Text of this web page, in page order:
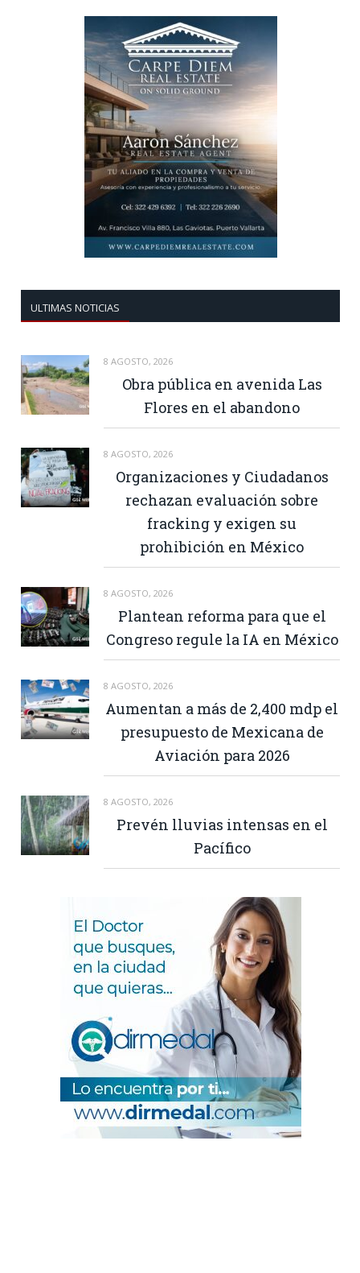
ULTIMAS NOTICIAS
8 AGOSTO, 2026
Obra pública en avenida Las
Flores en el abandono
8 AGOSTO, 2026
Organizaciones y Ciudadanos
rechazan evaluación sobre
fracking y exigen su
prohibición en México
8 AGOSTO, 2026
Plantean reforma para que el
Congreso regule la IA en México
8 AGOSTO, 2026
Aumentan a más de 2,400 mdp el
presupuesto de Mexicana de
Aviación para 2026
8 AGOSTO, 2026
Prevén lluvias intensas en el
Pacífico